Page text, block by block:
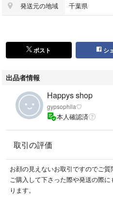
発送元の地域 千葉県
ポスト シ
出品者情報
Happys shop
gypsophila♡
本人確認済
取引の評価
お顔の見えないお取引ですのでご質
ご購入して下さった際や発送の際
ります。